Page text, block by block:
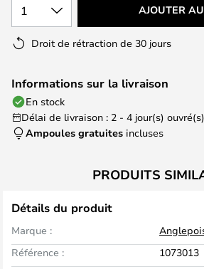
1 AJOUTER
Droit de rétraction de 30 jours
Informations sur la livraison
En stock
Délai de livraison : 2 - 4 jour(s) ouvré(s)
Ampoules gratuites incluses
PRODUITS
Détails du produit
Marque :
Référence :
1073013